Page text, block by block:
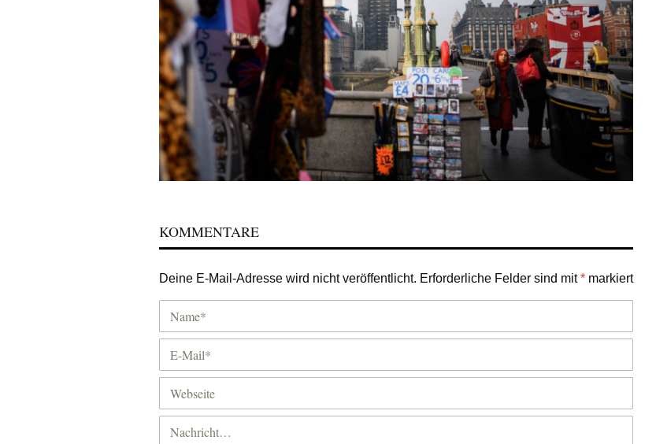
KOMMENTARE
Deine E-Mail-Adresse wird nicht veröffentlicht. Erforderliche Felder sind mit* markiert